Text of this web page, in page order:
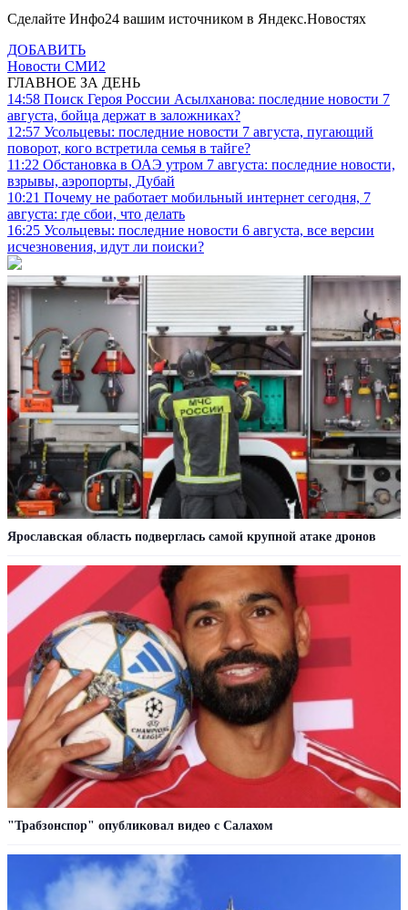
Сделайте Инфо24 вашим источником в Яндекс.Новостях
ДОБАВИТЬ
Новости СМИ2
ГЛАВНОЕ ЗА ДЕНЬ
14:58 Поиск Героя России Асылханова: последние новости 7
августа, бойца держат в заложниках?
12:57 Усольцевы: последние новости 7 августа, пугающий
поворот, кого встретила семья в тайге?
11:22 Обстановка в ОАЭ утром 7 августа: последние новости,
взрывы, аэропорты, Дубай
10:21 Почему не работает мобильный интернет сегодня, 7
августа: где сбои, что делать
16:25 Усольцевы: последние новости 6 августа, все версии
исчезновения, идут ли поиски?
Ярославская область подверглась самой крупной атаке дронов
"Трабзонспор" опубликовал видео с Салахом